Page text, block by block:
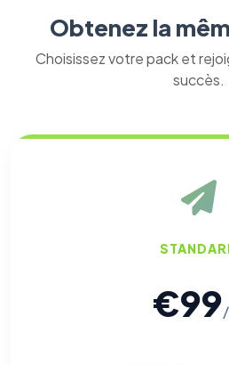
Obtenez la
Choisissez votre pack et
succès.
€99